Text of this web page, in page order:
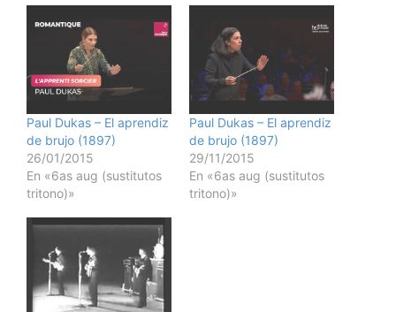
Paul Dukas – El aprendiz
de brujo (1897)
26/01/2015
En «6as aug (sustitutos
tritono)»
Paul Dukas – El aprendiz
de brujo (1897)
29/11/2015
En «6as aug (sustitutos
tritono)»